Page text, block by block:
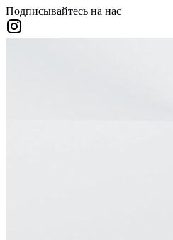
Подписывайтесь на нас